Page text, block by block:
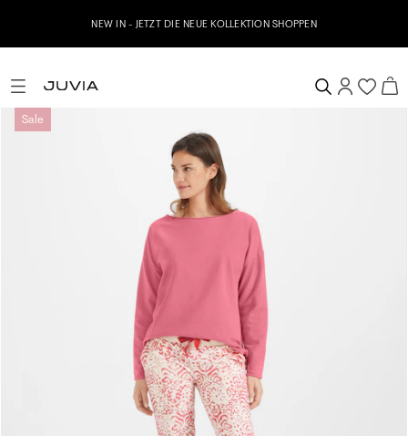
NEW IN - JETZT DIE NEUE KOLLEKTION SHOPPEN
Sale